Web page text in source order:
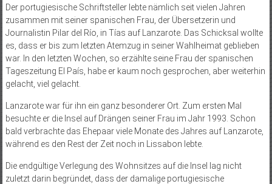
Der portugiesische Schriftsteller lebte nämlich seit vielen Jahren
zusammen mit seiner spanischen Frau, der Übersetzerin und
Journalistin Pilar del Río, in Tías auf Lanzarote. Das Schicksal wollte
es, dass er bis zum letzten Atemzug in seiner Wahlheimat geblieben
war. In den letzten Wochen, so erzählte seine Frau der spanischen
Tageszeitung El País, habe er kaum noch gesprochen, aber weiterhin
gelacht, viel gelacht.
Lanzarote war für ihn ein ganz besonderer Ort. Zum ersten Mal
besuchte er die Insel auf Drängen seiner Frau im Jahr 1993. Schon
bald verbrachte das Ehepaar viele Monate des Jahres auf Lanzarote,
während es den Rest der Zeit noch in Lissabon lebte.
Die endgültige Verlegung des Wohn­sitzes auf die Insel lag nicht
zuletzt darin begründet, dass der damalige portugiesische